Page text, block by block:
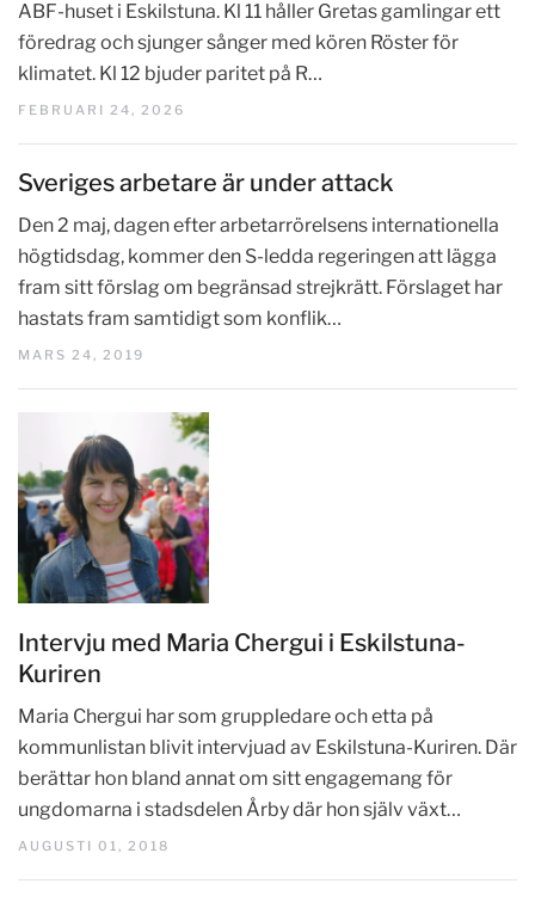
ABF-huset i Eskilstuna. Kl 11 håller Gretas gamlingar ett
föredrag och sjunger sånger med kören Röster för
klimatet. Kl 12 bjuder paritet på R…
FEBRUARI 24, 2026
Sveriges arbetare är under attack
Den 2 maj, dagen efter arbetarrörelsens internationella
högtidsdag, kommer den S-ledda regeringen att lägga
fram sitt förslag om begränsad strejkrätt. Förslaget har
hastats fram samtidigt som konflik…
MARS 24, 2019
Intervju med Maria Chergui i Eskilstuna-
Kuriren
Maria Chergui har som gruppledare och etta på
kommunlistan blivit intervjuad av Eskilstuna-Kuriren. Där
berättar hon bland annat om sitt engagemang för
ungdomarna i stadsdelen Årby där hon själv växt…
AUGUSTI 01, 2018